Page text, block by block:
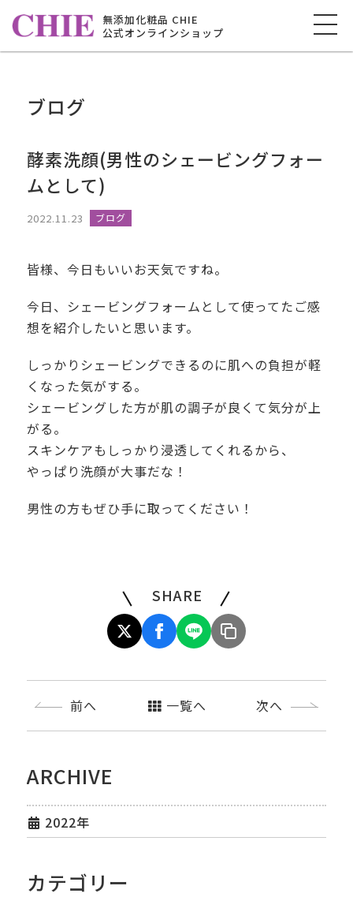
無添加化粧品 CHIE
公式オンラインショップ
ブログ
酵素洗顔(男性のシェービングフォー
ムとして)
2022.11.23 ブログ
皆様、今日もいいお天気ですね。
今日、シェービングフォームとして使ってたご感
想を紹介したいと思います。
しっかりシェービングできるのに肌への負担が軽
くなった気がする。
シェービングした方が肌の調子が良くて気分が上
がる。
スキンケアもしっかり浸透してくれるから、
やっぱり洗顔が大事だな！
男性の方もぜひ手に取ってください！
SHARE
前へ 一覧へ 次へ
ARCHIVE
2022年
カテゴリー